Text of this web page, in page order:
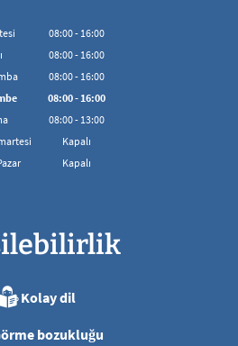
08:00- 16:00
08:00'den 16:00'ya kadar
08:00- 16:00
08:00'den 16:00'ya kadar
08:00- 16:00
08:00'den 16:00'ya kadar
08:00- 16:00
08:00'den 16:00'ya kadar
08:00- 13:00
08:00 - 13:00 arası
Kapalı
Kapalı
Kolay dil
bozukluğu